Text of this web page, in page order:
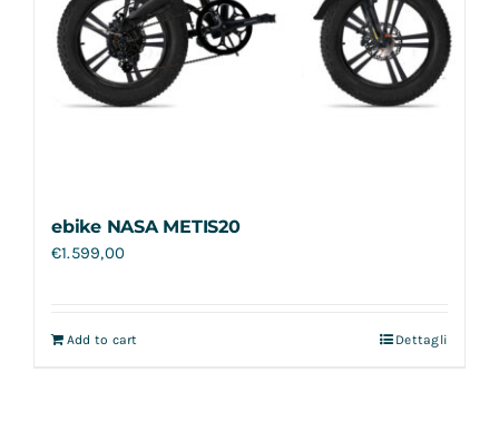
ebike NASA METIS20
€1.599,00
Add to cart Dettagli